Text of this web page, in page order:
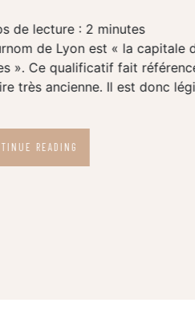
Marché De La
Temps de lecture :3
Fan de vintage ? Le
est le marché extra
vintage. On y trouve
CONTINUE READING